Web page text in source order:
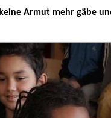
Armut mehr gäbe